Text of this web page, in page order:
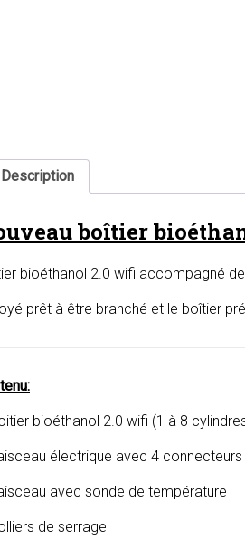
Description
boîtier
bioéthanol 2.0 wifi accompagné
prêt à être branché et le boîtier
bioéthanol 2.0 wifi (1 à 8
électrique avec 4
avec sonde de température
de serrage